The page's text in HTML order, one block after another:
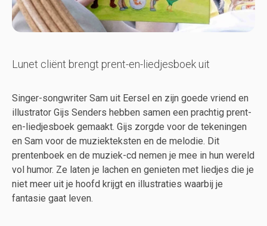
Lunet cliënt brengt prent-en-liedjesboek uit
Singer-songwriter Sam uit Eersel en zijn goede vriend en
illustrator Gijs Senders hebben samen een prachtig prent-
en-liedjesboek gemaakt. Gijs zorgde voor de tekeningen
en Sam voor de muziekteksten en de melodie. Dit
prentenboek en de muziek-cd nemen je mee in hun wereld
vol humor. Ze laten je lachen en genieten met liedjes die je
niet meer uit je hoofd krijgt en illustraties waarbij je
fantasie gaat leven.